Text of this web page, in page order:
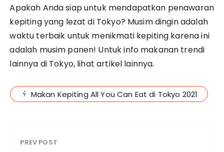
Apakah Anda siap untuk mendapatkan penawaran
kepiting yang lezat di Tokyo? Musim dingin adalah
waktu terbaik untuk menikmati kepiting karena ini
adalah musim panen! Untuk info makanan trendi
lainnya di Tokyo, lihat artikel lainnya.
Makan Kepiting All You Can Eat di Tokyo 2021
PREV POST